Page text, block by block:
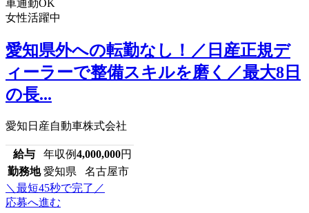
車通勤OK
女性活躍中
愛知県外への転勤なし！／日産正規デ
ィーラーで整備スキルを磨く／最大8日
の長...
愛知日産自動車株式会社
給与 年収例4,000,000円
勤務地 愛知県 名古屋市
＼最短45秒で完了／
応募へ進む